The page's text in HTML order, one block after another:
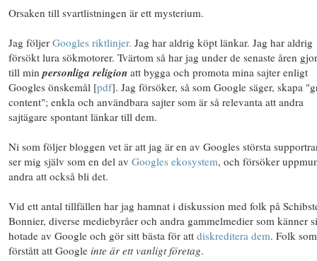
Orsaken till svartlistningen är ett mysterium.
Jag följer Googles riktlinjer. Jag har aldrig köpt länkar. Jag har aldrig
försökt lura sökmotorer. Tvärtom så har jag under de senaste åren
till min personliga religion att bygga och promota mina sajter enligt
Googles önskemål [pdf]. Jag försöker, så som Google säger, skapa
content"; enkla och användbara sajter som är så relevanta att andra
sajtägare spontant länkar till dem.
Ni som följer bloggen vet är att jag är en av Googles största
ser mig själv som en del av Googles ekosystem, och försöker
andra att också bli det.
Vid ett antal tillfällen har jag hamnat i diskussion med folk på
Bonnier, diverse mediebyråer och andra gammelmedier som känner
hotade av Google och gör sitt bästa för att diskreditera dem. Folk
förstått att Google inte är ett vanligt företag.